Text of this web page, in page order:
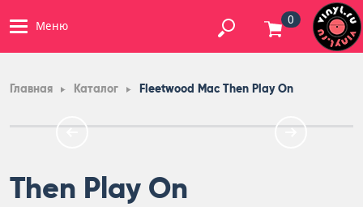
Меню 0
Главная Каталог Fleetwood Mac Then Play On
Then Play On